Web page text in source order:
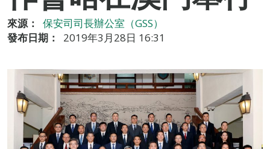
來源：
保安司司長辦公室（GSS）
發布日期：
2019年3月28日 16:31